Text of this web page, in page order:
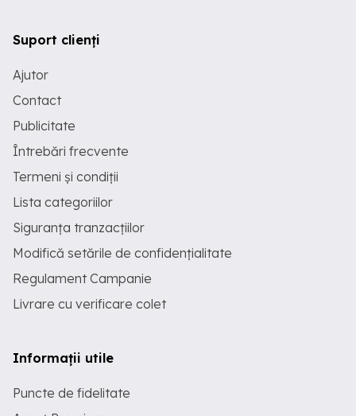
Suport clienți
Ajutor
Contact
Publicitate
Întrebări frecvente
Termeni și condiții
Lista categoriilor
Siguranța tranzacțiilor
Modifică setările de confidențialitate
Regulament Campanie
Livrare cu verificare colet
Informații utile
Puncte de fidelitate